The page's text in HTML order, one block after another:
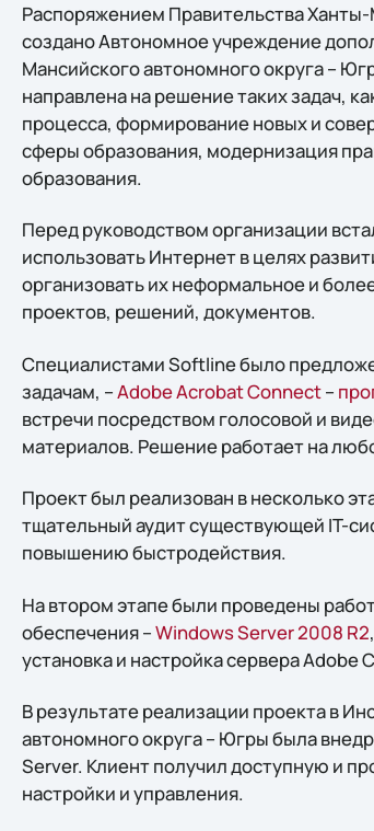
Распоряжением Правительства
создано Автономное учреждение
Мансийского автономного округа –
направлена на решение таких задач,
процесса, формирование новых и
сферы образования, модернизация
образования.
Перед руководством организации
использовать Интернет в целях
организовать их неформальное и
проектов, решений, документов.
Специалистами Softline было
задачам, –Adobe Acrobat Connect–
встречи посредством голосовой и
материалов. Решение работает на
Проект был реализован в несколько
тщательный аудит существующей IT-
повышению быстродействия.
На втором этапе были проведены
обеспечения –Windows Server 2008 R2
установка и настройка сервера Adobe
В результате реализации проекта в
автономного округа – Югры была
Server. Клиент получил доступную и
настройки и управления.